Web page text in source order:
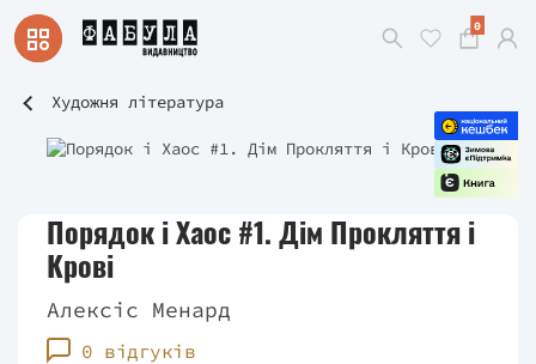
0
Художня література
Порядок і Хаос #1. Дім Прокляття і
Крові
Алексіс Менард
0 відгуків